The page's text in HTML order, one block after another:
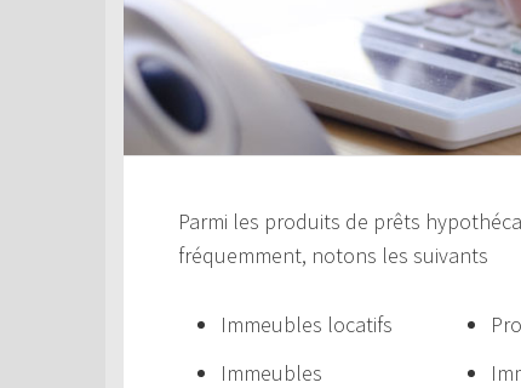
Parmi les produits de prêts
fréquemment, notons les suivants
Immeubles locatifs
Immeubles